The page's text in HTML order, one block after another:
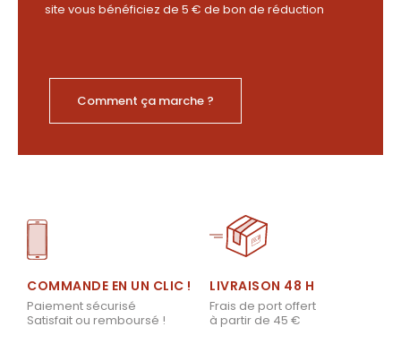
site vous bénéficiez de 5 € de bon de réduction
Comment ça marche ?
COMMANDE EN UN CLIC !
Paiement sécurisé
Satisfait ou remboursé !
LIVRAISON 48 H
Frais de port offert
à partir de 45 €